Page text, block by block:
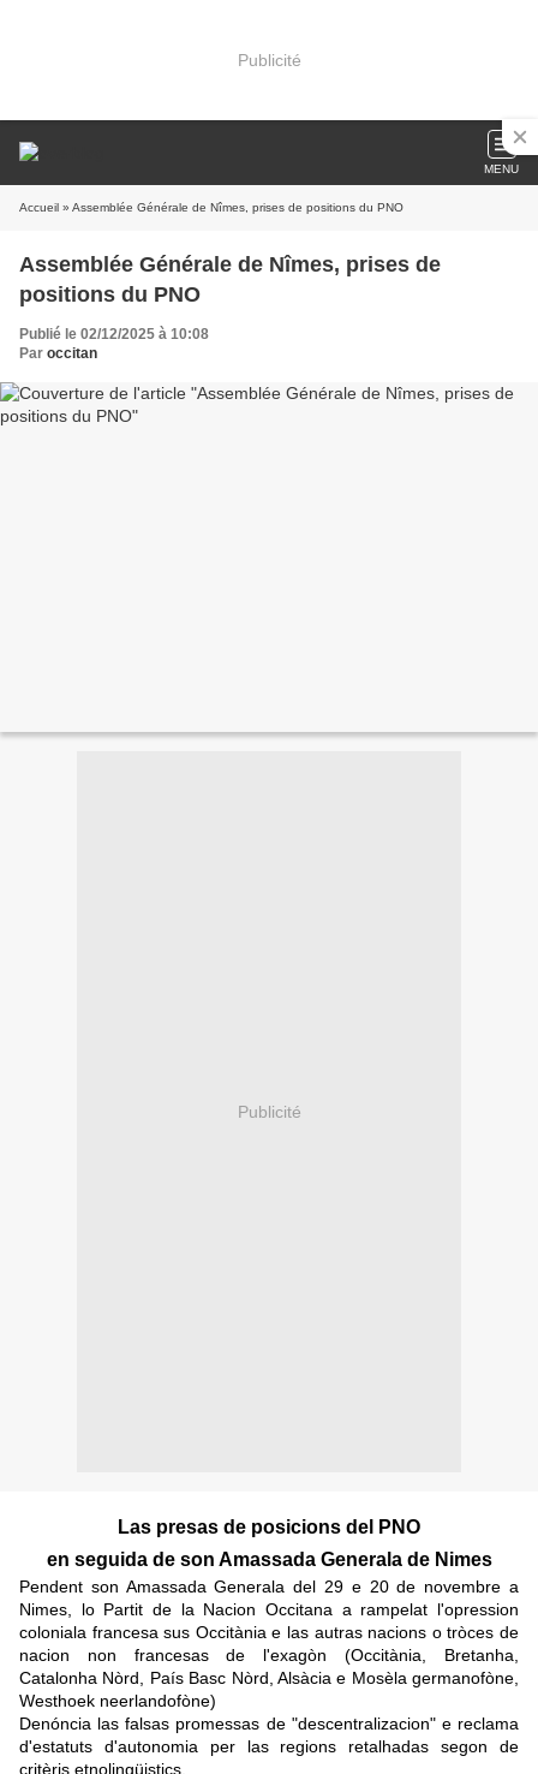
Publicité
MENU
Accueil » Assemblée Générale de Nîmes, prises de positions du PNO
Assemblée Générale de Nîmes, prises de
positions du PNO
Publié le 02/12/2025 à 10:08
Par occitan
Publicité
Las presas de posicions del PNO
en seguida de son Amassada Generala de Nimes
Pendent son Amassada Generala del 29 e 20 de novembre a
Nimes, lo Partit de la Nacion Occitana a rampelat l'opression
coloniala francesa sus Occitània e las autras nacions o tròces de
nacion non francesas de l'exagòn (Occitània, Bretanha,
Catalonha Nòrd, País Basc Nòrd, Alsàcia e Mosèla germanofòne,
Westhoek neerlandofòne)
Denóncia las falsas promessas de "descentralizacion" e reclama
d'estatuts d'autonomia per las regions retalhadas segon de
critèris etnolingüistics.